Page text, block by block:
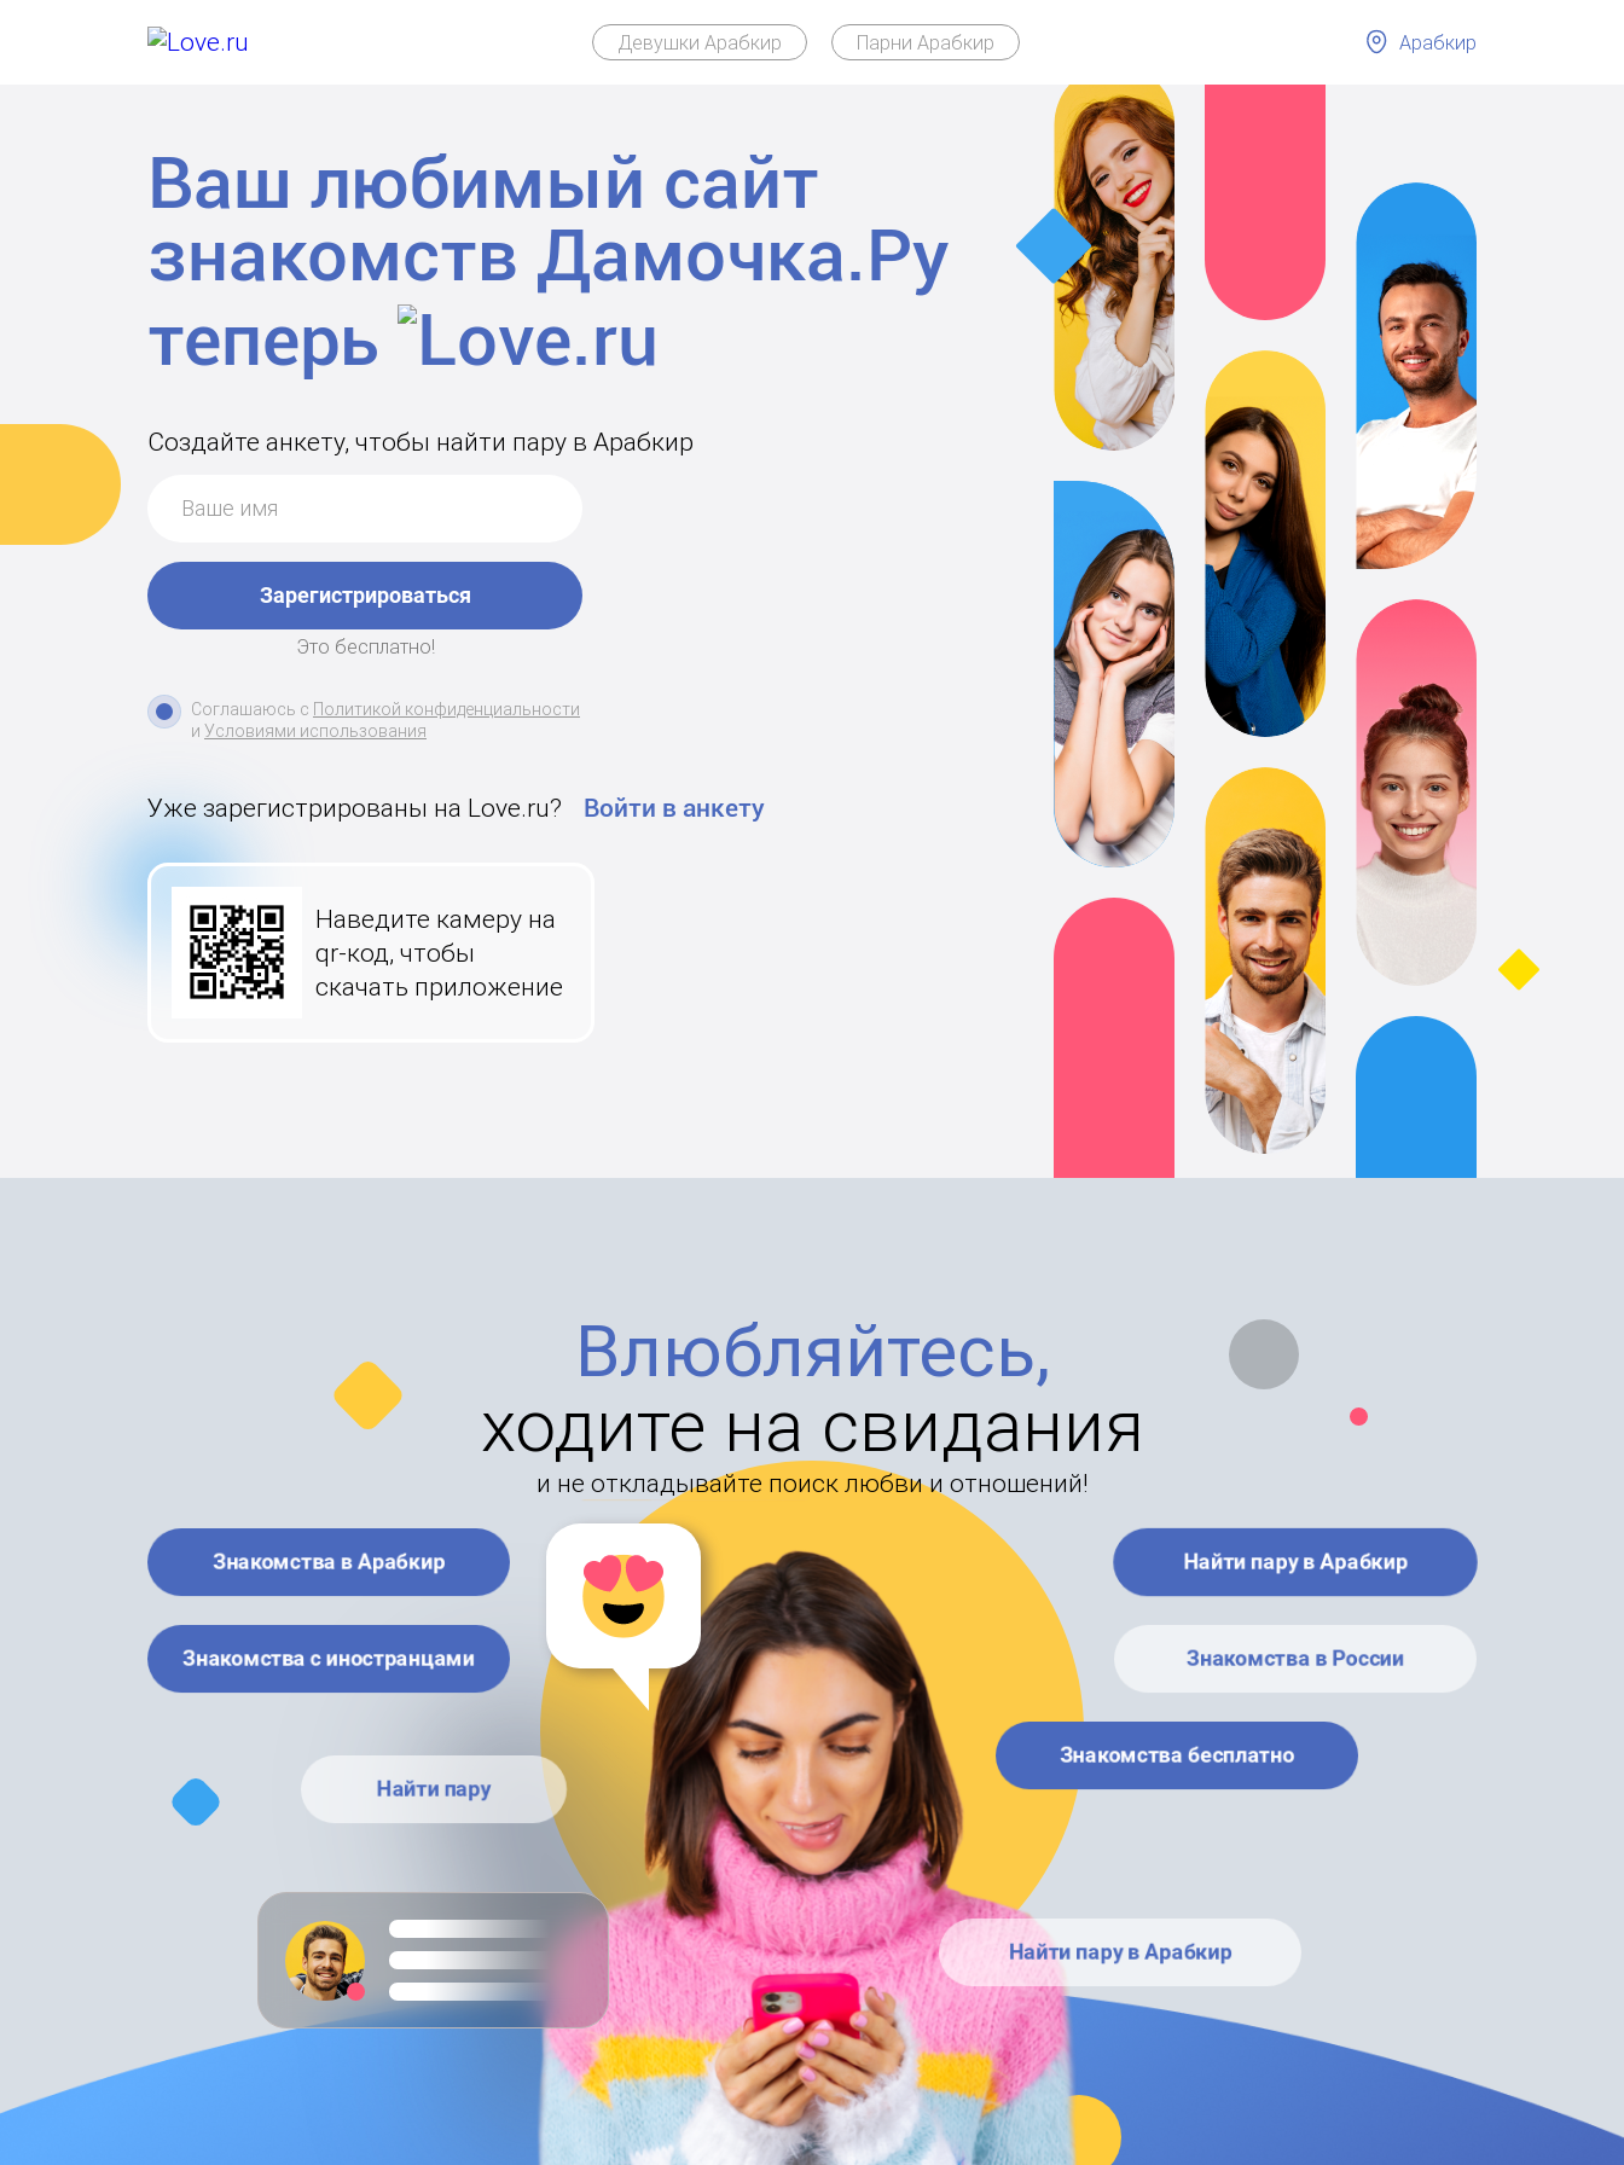
Девушки Арабкир Парни Арабкир Арабкир
Ваш любимый сайт
знакомств Дамочка.Ру
теперь
Создайте анкету, чтобы найти пару в Арабкир
Зарегистрироваться
Это бесплатно!
Соглашаюсь с Политикой конфиденциальности
и Условиями использования
Уже зарегистрированы на Love.ru? Войти в анкету
Наведите камеру на
qr-код, чтобы
скачать приложение
Влюбляйтесь,
ходите на свидания
и не откладывайте поиск любви и отношений!
Знакомства в Арабкир
Знакомства с иностранцами
Найти пару
Найти пару в Арабкир
Знакомства в России
Знакомства бесплатно
Найти пару в Арабкир